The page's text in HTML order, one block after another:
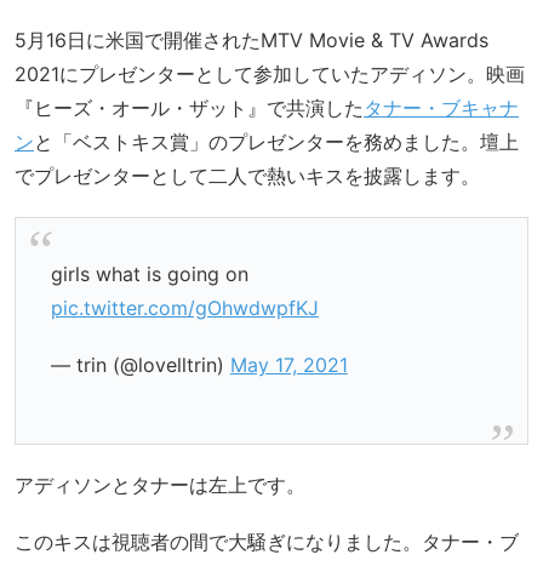
5月16日に米国で開催されたMTV Movie & TV Awards
2021にプレゼンターとして参加していたアディソン。映画
『ヒーズ・オール・ザット』で共演した タナー・ブキャナ
ンと「ベストキス賞」のプレゼンターを務めました。壇上
でプレゼンターとして二人で熱いキスを披露します。
girls what is going on
pic.twitter.com/gOhwdwpfKJ
— trin (@lovelltrin) May 17, 2021
アディソンとタナーは左上です。
このキスは視聴者の間で大騒ぎになりました。タナー・ブ